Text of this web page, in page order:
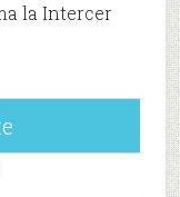
la Intercer